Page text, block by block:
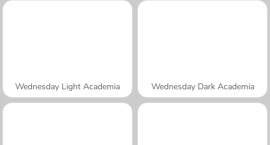
Wednesday Light Academia Wednesday Dark Academia